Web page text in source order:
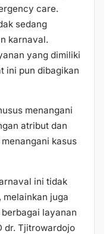
care.
sedang
karnaval.
yang dimiliki
ini pun dibagikan
menangani
atribut dan
kasus
ini tidak
melainkan juga
layanan
dr. Tjitrowardojo